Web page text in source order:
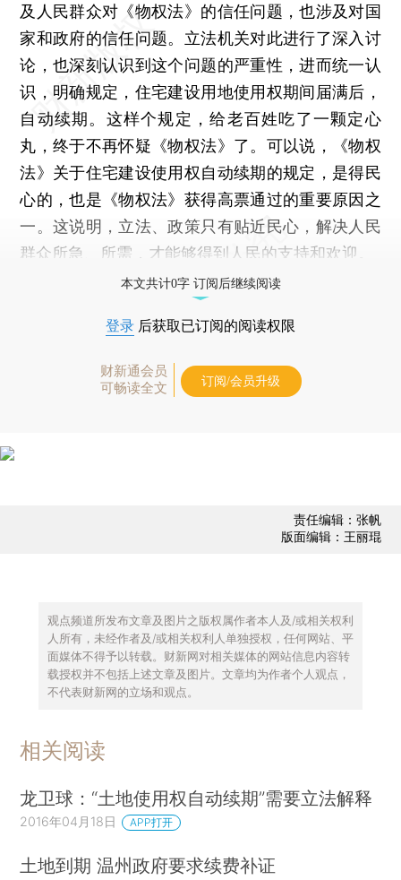
及人民群众对《物权法》的信任问题，也涉及对国
家和政府的信任问题。立法机关对此进行了深入讨
论，也深刻认识到这个问题的严重性，进而统一认
识，明确规定，住宅建设用地使用权期间届满后，
自动续期。这样个规定，给老百姓吃了一颗定心
丸，终于不再怀疑《物权法》了。可以说，《物权
法》关于住宅建设使用权自动续期的规定，是得民
心的，也是《物权法》获得高票通过的重要原因之
一。这说明，立法、政策只有贴近民心，解决人民
群众所急、所需，才能够得到人民的支持和欢迎。
本文共计0字 订阅后继续阅读
登录 后获取已订阅的阅读权限
财新通会员
可畅读全文
订阅/会员升级
责任编辑：张帆
版面编辑：王丽琨
观点频道所发布文章及图片之版权属作者本人及/或相关权利
人所有，未经作者及/或相关权利人单独授权，任何网站、平
面媒体不得予以转载。财新网对相关媒体的网站信息内容转
载授权并不包括上述文章及图片。文章均为作者个人观点，
不代表财新网的立场和观点。
相关阅读
龙卫球：“土地使用权自动续期”需要立法解释
2016年04月18日 APP打开
土地到期 温州政府要求续费补证